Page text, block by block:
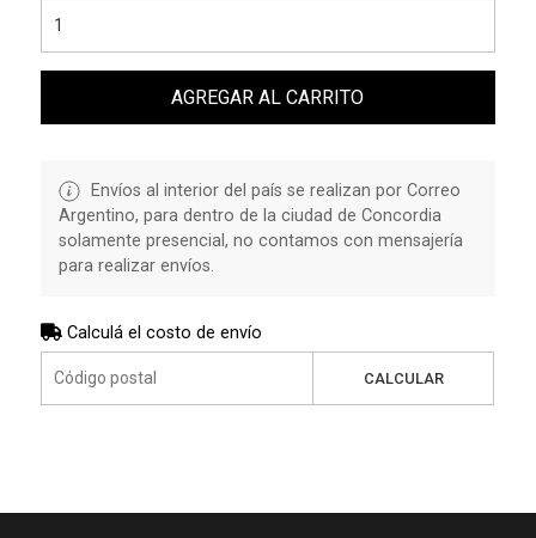
AGREGAR AL CARRITO
Envíos al interior del país se realizan por Correo
Argentino, para dentro de la ciudad de Concordia
solamente presencial, no contamos con mensajería
para realizar envíos.
Calculá el costo de envío
CALCULAR